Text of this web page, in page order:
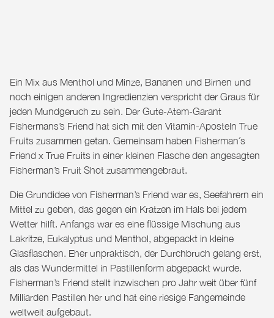
Ein Mix aus Menthol und Minze, Bananen und Birnen und
noch einigen anderen Ingredienzien verspricht der Graus für
jeden Mundgeruch zu sein. Der Gute-Atem-Garant
Fishermans’s Friend hat sich mit den Vitamin-Aposteln True
Fruits zusammen getan. Gemeinsam haben Fisherman´s
Friend x True Fruits in einer kleinen Flasche den angesagten
Fisherman’s Fruit Shot zusammengebraut.
Die Grundidee von Fisherman’s Friend war es, Seefahrern ein
Mittel zu geben, das gegen ein Kratzen im Hals bei jedem
Wetter hilft. Anfangs war es eine flüssige Mischung aus
Lakritze, Eukalyptus und Menthol, abgepackt in kleine
Glasflaschen. Eher unpraktisch, der Durchbruch gelang erst,
als das Wundermittel in Pastillenform abgepackt wurde.
Fisherman’s Friend stellt inzwischen pro Jahr weit über fünf
Milliarden Pastillen her und hat eine riesige Fangemeinde
weltweit aufgebaut.